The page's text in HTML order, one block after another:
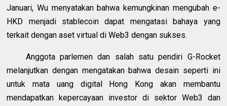
Januari, Wu menyatakan bahwa kemungkinan mengubah e-
HKD menjadi stablecoin dapat mengatasi bahaya yang
terkait dengan aset virtual di Web3 dengan sukses.
Anggota parlemen dan salah satu pendiri G-Rocket
melanjutkan dengan mengatakan bahwa desain seperti ini
untuk mata uang digital Hong Kong akan membantu
mendapatkan kepercayaan investor di sektor Web3 dan